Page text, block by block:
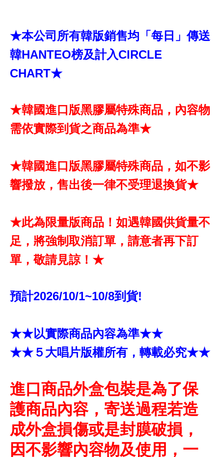
★本公司所有韓版銷售均「每日」傳送
韓HANTEO榜及計入CIRCLE
CHART★
★韓國進口版黑膠屬特殊商品，內容物
需依實際到貨之商品為準★
★韓國進口版黑膠屬特殊商品，如不影
響撥放，售出後一律不受理退換貨★
★此為限量版商品！如遇韓國供貨量不
足，將強制取消訂單，請意者再下訂
單，敬請見諒！★
預計2026/10/1~10/8到貨!
★★以實際商品內容為準★★
★★５大唱片版權所有，轉載必究★★
進口商品外盒包裝是為了保
護商品內容，寄送過程若造
成外盒損傷或是封膜破損，
因不影響內容物及使用，一